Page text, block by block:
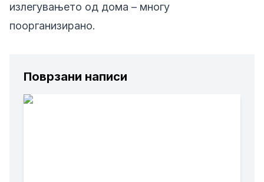
излегувањето од дома – многу
поорганизирано.
Поврзани написи